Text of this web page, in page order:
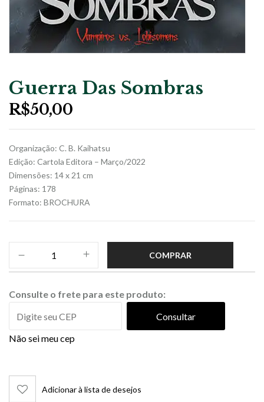
Guerra Das Sombras
R$50,00
Organização: C. B. Kaihatsu
Edição: Cartola Editora – Março/2022
Dimensões: 14 x 21 cm
Páginas: 178
Formato: BROCHURA
COMPRAR
Consulte o frete para este produto:
Consultar
Não sei meu cep
Adicionar à lista de desejos